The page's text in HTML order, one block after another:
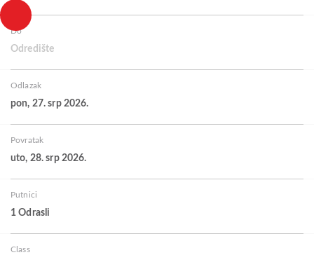
Do
Odredište
Odlazak
pon, 27. srp 2026.
Povratak
uto, 28. srp 2026.
Putnici
1 Odrasli
Class